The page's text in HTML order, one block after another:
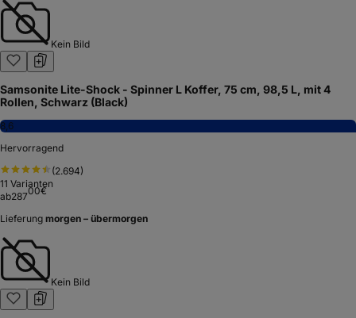
Kein Bild
Samsonite Lite-Shock - Spinner L Koffer, 75 cm, 98,5 L, mit 4
Rollen, Schwarz (Black)
8,6
Hervorragend
(2.694)
11 Varianten
ab28700€
Lieferung morgen – übermorgen
Kein Bild